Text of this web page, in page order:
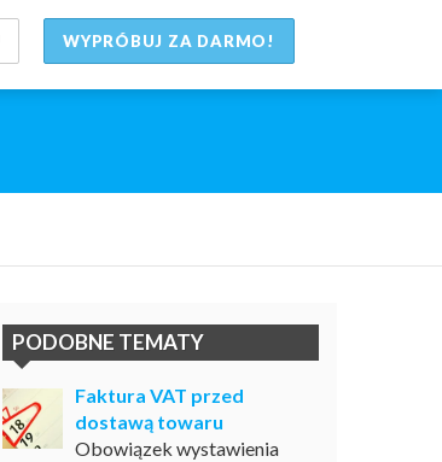
WYPRÓBUJ ZA DARMO!
PODOBNE TEMATY
Faktura VAT przed
dostawą towaru
Obowiązek wystawienia